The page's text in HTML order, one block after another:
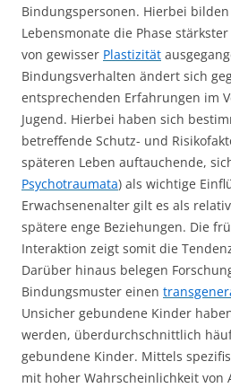
Bindungspersonen. Hierbei
Lebensmonate die Phase stärkster
von gewisser Plastizität
Bindungsverhalten ändert sich
entsprechenden Erfahrungen im
Jugend. Hierbei haben sich
betreffende Schutz- und
späteren Leben auftauchende,
Psychotraumata) als wichtige
Erwachsenenalter gilt es als
spätere enge Beziehungen. Die
Interaktion zeigt somit die
Darüber hinaus belegen
Bindungsmuster einen
Unsicher gebundene Kinder
werden, überdurchschnittlich
gebundene Kinder. Mittels
mit hoher Wahrscheinlichkeit von